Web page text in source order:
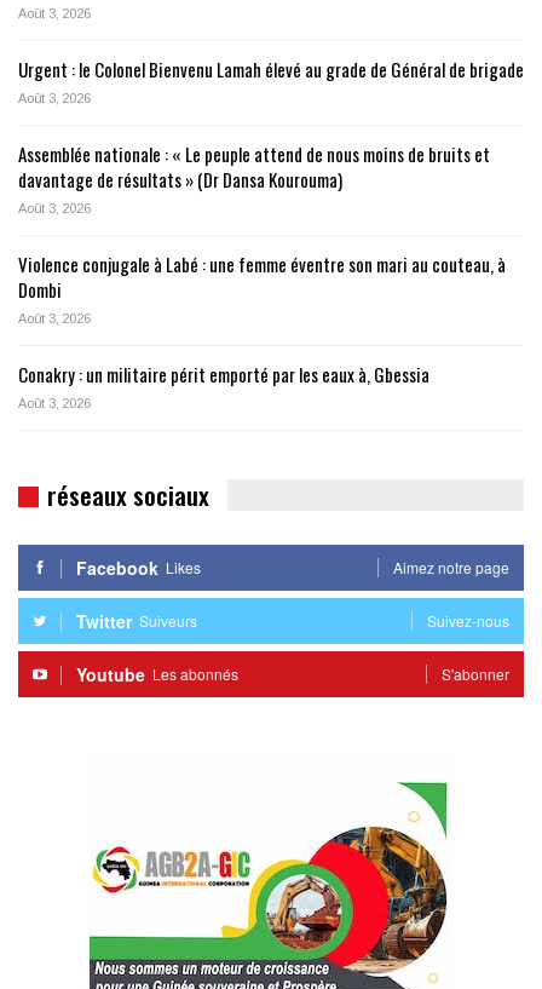
Août 3, 2026
Urgent : le Colonel Bienvenu Lamah élevé au grade de Général de brigade
Août 3, 2026
Assemblée nationale : « Le peuple attend de nous moins de bruits et
davantage de résultats » (Dr Dansa Kourouma)
Août 3, 2026
Violence conjugale à Labé : une femme éventre son mari au couteau, à
Dombi
Août 3, 2026
Conakry : un militaire périt emporté par les eaux à, Gbessia
Août 3, 2026
réseaux sociaux
Facebook Likes Aimez notre page
Twitter Suiveurs Suivez-nous
Youtube Les abonnés S'abonner